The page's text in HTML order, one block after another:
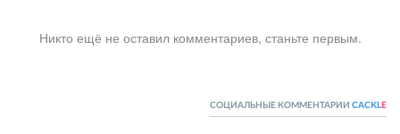
Никто ещё не оставил комментариев, станьте первым.
СОЦИАЛЬНЫЕ КОММЕНТАРИИ CACKL E